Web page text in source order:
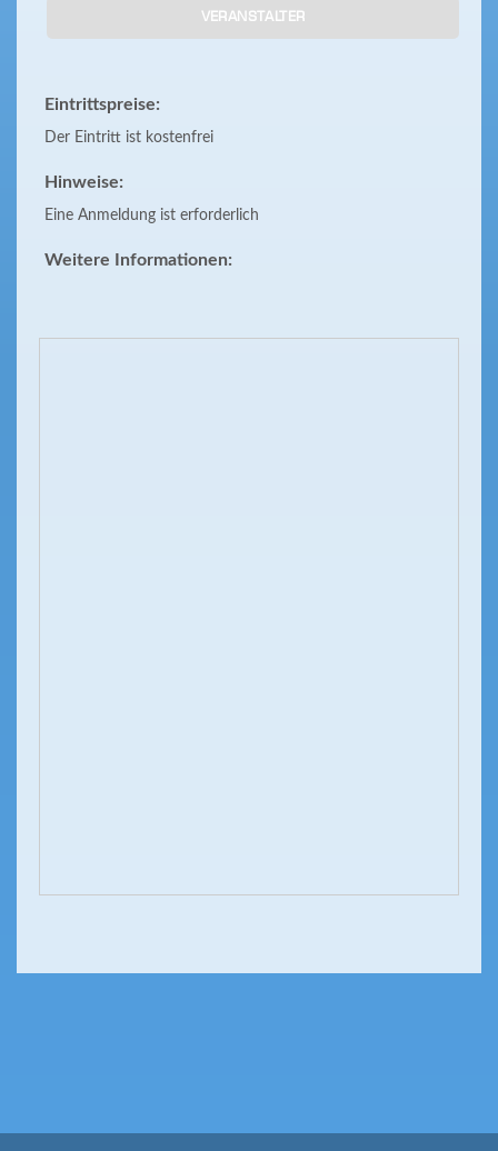
VERANSTALTER
Eintrittspreise:
Der Eintritt ist kostenfrei
Hinweise:
Eine Anmeldung ist erforderlich
Weitere Informationen: